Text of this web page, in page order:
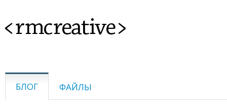
<rmcreative>
БЛОГ ФАЙЛЫ